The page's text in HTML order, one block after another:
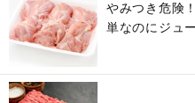
やみつき危険
単なのにジュ